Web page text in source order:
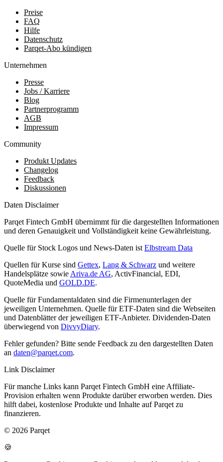
Preise
FAQ
Hilfe
Datenschutz
Parqet-Abo kündigen
Unternehmen
Presse
Jobs / Karriere
Blog
Partnerprogramm
AGB
Impressum
Community
Produkt Updates
Changelog
Feedback
Diskussionen
Daten Disclaimer
Parqet Fintech GmbH übernimmt für die dargestellten Informationen
und deren Genauigkeit und Vollständigkeit keine Gewährleistung.
Quelle für Stock Logos und News-Daten ist Elbstream Data
Quellen für Kurse sind Gettex, Lang & Schwarz und weitere
Handelsplätze sowie Ariva.de AG, ActivFinancial, EDI,
QuoteMedia und GOLD.DE.
Quelle für Fundamentaldaten sind die Firmenunterlagen der
jeweiligen Unternehmen. Quelle für ETF-Daten sind die Webseiten
und Datenblätter der jeweiligen ETF-Anbieter. Dividenden-Daten
überwiegend von DivvyDiary.
Fehler gefunden? Bitte sende Feedback zu den dargestellten Daten
an daten@parqet.com.
Link Disclaimer
Für manche Links kann Parqet Fintech GmbH eine Affiliate-
Provision erhalten wenn Produkte darüber erworben werden. Dies
hilft dabei, kostenlose Produkte und Inhalte auf Parqet zu
finanzieren.
© 2026 Parqet
🍪